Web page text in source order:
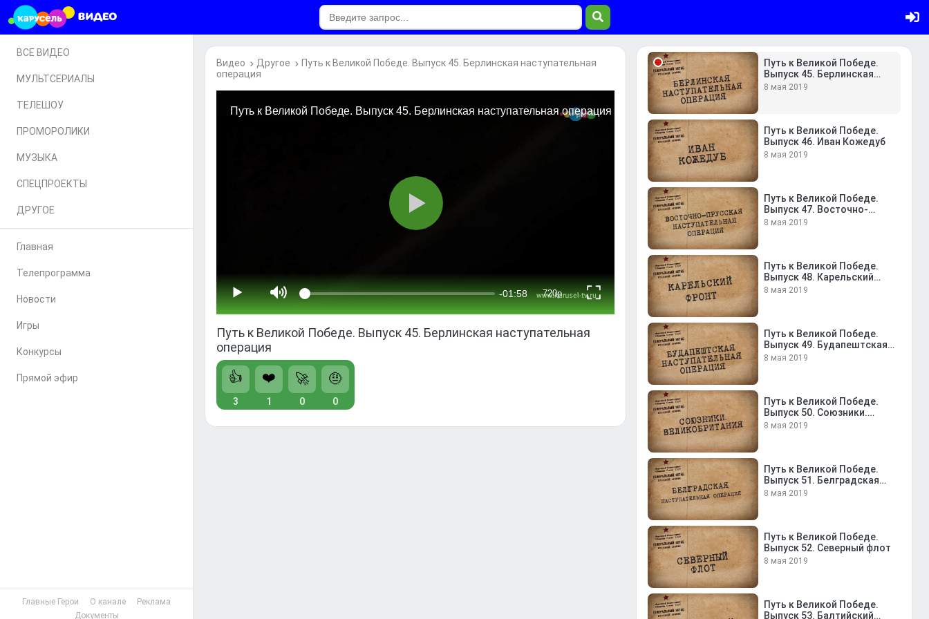
ВСЕ ВИДЕО
МУЛЬТСЕРИАЛЫ
ТЕЛЕШОУ
ПРОМОРОЛИКИ
МУЗЫКА
СПЕЦПРОЕКТЫ
ДРУГОЕ
Главная
Телепрограмма
Новости
Игры
Конкурсы
Прямой эфир
Главные Герои О канале
Реклама
Документы
Видео Другое
Путь к Великой Победе. Выпуск 45. Берлинская наступательная
операция
Путь к Великой Победе. Выпуск 45. Берлинская наступательная
операция
👍
3
❤️
1
🚀
0
🤨
0
Путь к Великой Победе.
Выпуск 45. Берлинская
наступательная операция
8 мая 2019
Путь к Великой Победе.
Выпуск 46. Иван Кожедуб
8 мая 2019
Путь к Великой Победе.
Выпуск 47. Восточно-
Прусская наступательная
8 мая 2019
Путь к Великой Победе.
Выпуск 48. Карельский
фронт
8 мая 2019
Путь к Великой Победе.
Выпуск 49. Будапештская
наступательная операция
8 мая 2019
Путь к Великой Победе.
Выпуск 50. Союзники.
Великобритания
8 мая 2019
Путь к Великой Победе.
Выпуск 51. Белградская
наступательная операция
8 мая 2019
Путь к Великой Победе.
Выпуск 52. Северный флот
8 мая 2019
Путь к Великой Победе.
Выпуск 53. Балтийский